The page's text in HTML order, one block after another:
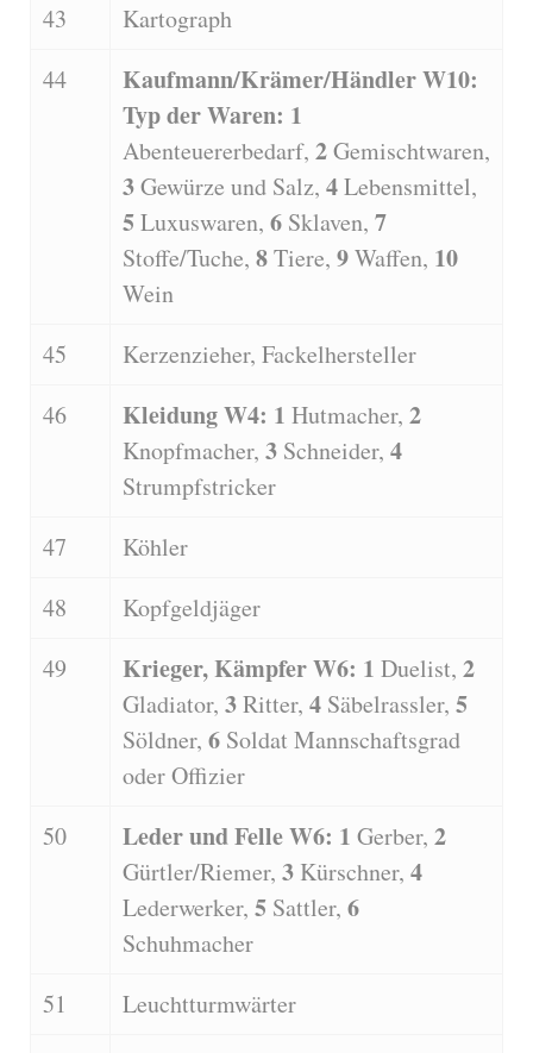
43
Kartograph
44
Kaufmann/Krämer/Händler W10:
Typ der Waren: 1
Abenteuererbedarf, 2Gemischtwaren,
3Gewürze und Salz, 4Lebensmittel,
5Luxuswaren, 6 Sklaven, 7
Stoffe/Tuche, 8Tiere, 9Waffen, 10
Wein
45
Kerzenzieher, Fackelhersteller
46
Kleidung W4: 1 Hutmacher, 2
Knopfmacher, 3 Schneider, 4
Strumpfstricker
47
Köhler
48
Kopfgeldjäger
49
Krieger, Kämpfer W6: 1 Duelist, 2
Gladiator, 3Ritter, 4 Säbelrassler, 5
Söldner, 6 Soldat Mannschaftsgrad
oder Offizier
50
Leder und Felle W6: 1 Gerber, 2
Gürtler/Riemer, 3 Kürschner, 4
Lederwerker, 5 Sattler, 6
Schuhmacher
51
Leuchtturmwärter